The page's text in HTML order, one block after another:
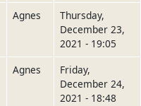
Agnes
Thursday,
December 23,
2021 - 19:05
Agnes
Friday,
December 24,
2021 - 18:48